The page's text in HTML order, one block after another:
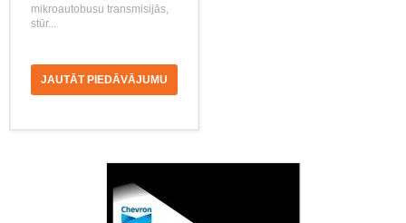
mikroautobusu transmisijās,
stūr...
JAUTĀT PIEDĀVĀJUMU